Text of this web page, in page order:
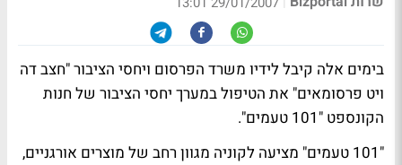
בימים אלה קיבל לידיו משרד הפרסום ויחסי הציבור "חצב דה
ויט פרסומאים" את הטיפול במערך יחסי הציבור של חנות
הקונספט "101 טעמים".
"101 טעמים" מציעה לקוניה מגוון רחב של מוצרים אורגניים,